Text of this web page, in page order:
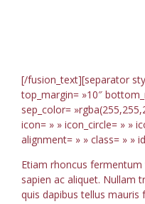
[/fusion_text][separator
top_margin= »10″
sep_color=
icon= » » icon_circle= » »
alignment= » » class= » »
Etiam rhoncus
sapien ac aliquet. Nullam
quis dapibus tellus mauris